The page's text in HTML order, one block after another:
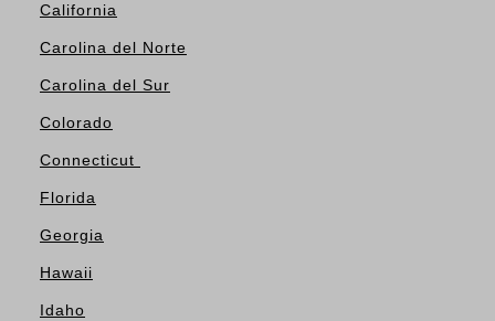
California
Carolina del Norte
Carolina del Sur
Colorado
Connecticut
Florida
Georgia
Hawaii
Idaho